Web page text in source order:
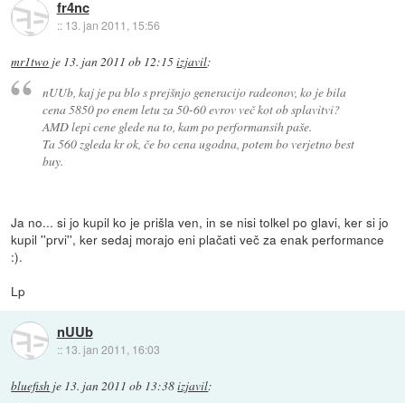
fr4nc
:: 13. jan 2011, 15:56
mr1two je 13. jan 2011 ob 12:15izjavil:
nUUb, kaj je pa blo s prejšnjo generacijo radeonov, ko je bila
cena 5850 po enem letu za 50-60 evrov več kot ob splavitvi?
AMD lepi cene glede na to, kam po performansih paše.
Ta 560 zgleda kr ok, če bo cena ugodna, potem bo verjetno best
buy.
Ja no... si jo kupil ko je prišla ven, in se nisi tolkel po glavi, ker si jo
kupil ''prvi'', ker sedaj morajo eni plačati več za enak performance
:).
Lp
nUUb
:: 13. jan 2011, 16:03
bluefish je 13. jan 2011 ob 13:38izjavil: